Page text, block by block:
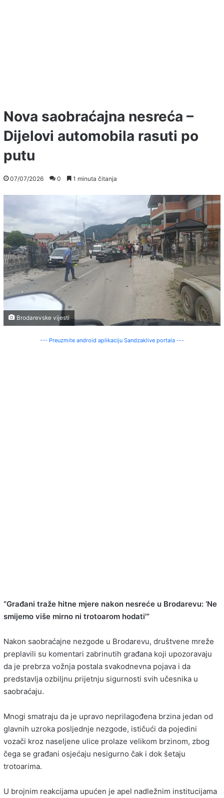
Nova saobraćajna nesreća –
Dijelovi automobila rasuti po
putu
07/07/2026 0 1 minuta čitanja
Brodarevske vijesti
--- Preuzmite android aplikaciju Sandzaklive portala ---
“Građani traže hitne mjere nakon nesreće u Brodarevu: ‘Ne
smijemo više mirno ni trotoarom hodati'”
Nakon saobraćajne nezgode u Brodarevu, društvene mreže
preplavili su komentari zabrinutih građana koji upozoravaju
da je prebrza vožnja postala svakodnevna pojava i da
predstavlja ozbiljnu prijetnju sigurnosti svih učesnika u
saobraćaju.
Mnogi smatraju da je upravo neprilagođena brzina jedan od
glavnih uzroka posljednje nezgode, ističući da pojedini
vozači kroz naseljene ulice prolaze velikom brzinom, zbog
čega se građani osjećaju nesigurno čak i dok šetaju
trotoarima.
U brojnim reakcijama upućen je apel nadležnim institucijama